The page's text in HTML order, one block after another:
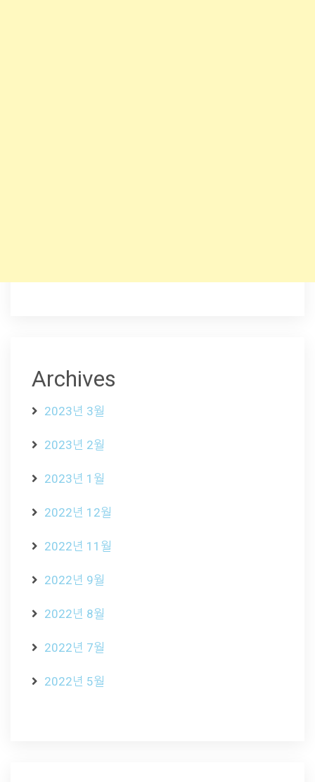
Archives
2023년 3월
2023년 2월
2023년 1월
2022년 12월
2022년 11월
2022년 9월
2022년 8월
2022년 7월
2022년 5월